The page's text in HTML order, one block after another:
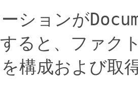
ションが
ると、ファク
構成および取